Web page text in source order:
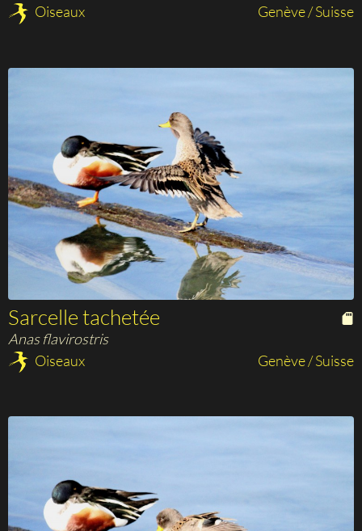
Oiseaux
Genève / Suisse
Sarcelle tachetée
Anas flavirostris
Oiseaux
Genève / Suisse